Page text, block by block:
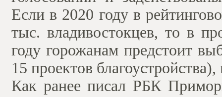
Если в 2020 году в
тыс. владивостокцев, то в
году горожанам предстоит
15 проектов
Как ранее писал РБК